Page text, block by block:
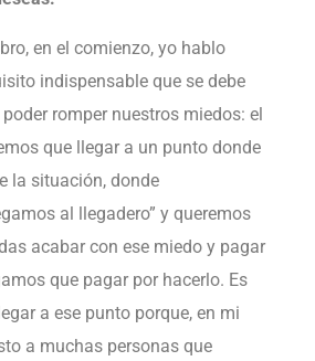
en el comienzo, yo hablo
indispensable que se debe
romper nuestros miedos: el
que llegar a un punto donde
la situación, donde
al llegadero” y queremos
acabar con ese miedo y pagar
que pagar por hacerlo. Es
a ese punto porque, en mi
a muchas personas que